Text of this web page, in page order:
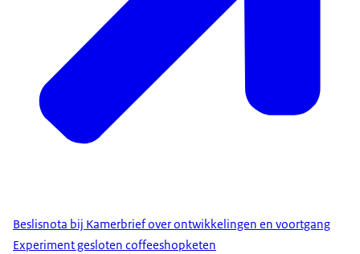
Beslisnota bij Kamerbrief over ontwikkelingen en voortgang
Experiment gesloten coffeeshopketen